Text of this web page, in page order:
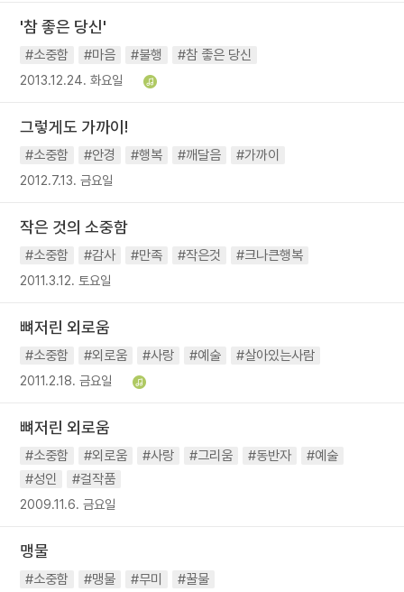
'참 좋은 당신'
#소중함 #마음 #불행 #참 좋은 당신
2013.12.24. 화요일
그렇게도 가까이!
#소중함 #안경 #행복 #깨달음 #가까이
2012.7.13. 금요일
작은 것의 소중함
#소중함 #감사 #만족 #작은것 #크나큰행복
2011.3.12. 토요일
뼈저린 외로움
#소중함 #외로움 #사랑 #예술 #살아있는사람
2011.2.18. 금요일
뼈저린 외로움
#소중함 #외로움 #사랑 #그리움 #동반자
#예술
#성인
#걸작품
2009.11.6. 금요일
맹물
#소중함 #맹물 #무미 #꿀물